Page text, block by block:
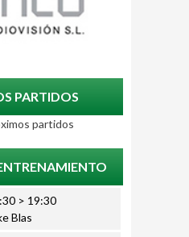
PARTIDOS
partidos
> 19:30
Blas